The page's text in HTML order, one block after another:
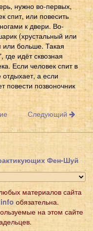
нужно во-первых,
спит, или повесить
к двери. Во-
(хрустальный или
или больше. Такая
идёт сквозная
Если человек спит в
а если
повести позвоночник
Следующий
Фен-Шуй
материалов сайта
обязательна.
на этом сайте